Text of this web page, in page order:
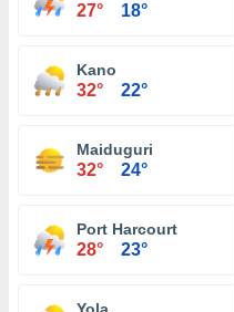
27° 18°
Kano
32° 22°
Maiduguri
32° 24°
Port Harcourt
28° 23°